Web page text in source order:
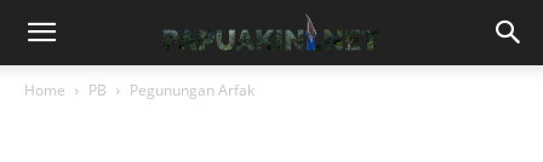
Home PB Pegunungan Arfak